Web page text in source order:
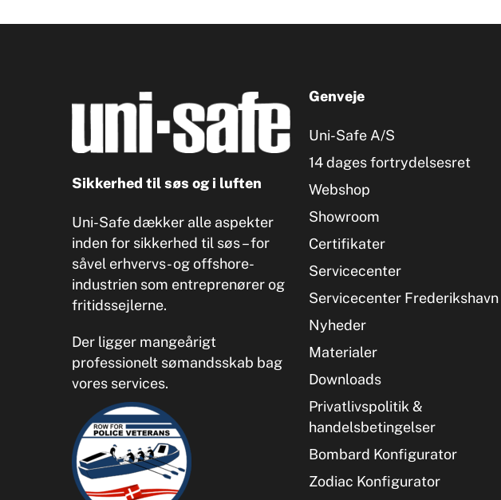
Sikkerhed til søs og i luften
Uni-Safe dækker alle aspekter
inden for sikkerhed til søs – for
såvel erhvervs- og offshore-
industrien som entreprenører og
fritidssejlerne.
Der ligger mangeårigt
professionelt sømandsskab bag
vores services.
Genveje
Uni-Safe A/S
14 dages fortrydelsesret
Webshop
Showroom
Certifikater
Servicecenter
Servicecenter Frederikshavn
Nyheder
Materialer
Downloads
Privatlivspolitik &
handelsbetingelser
Bombard Konfigurator
Zodiac Konfigurator